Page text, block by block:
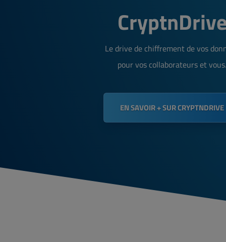
Le drive de chiffrement de vos
pour vos collaborateurs et
EN SAVOIR + SUR CRYPTNDRIVE